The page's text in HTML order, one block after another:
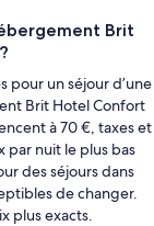
Brit
pour un séjour d’une
Brit Hotel Confort
à 70 €, taxes et
par nuit le plus bas
des séjours dans
de changer.
plus exacts.